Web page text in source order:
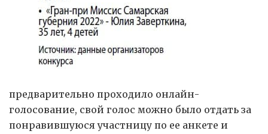
предварительно проходило онлайн-
голосование, свой голос можно было отдать за
понравившуюся участницу по ее анкете и